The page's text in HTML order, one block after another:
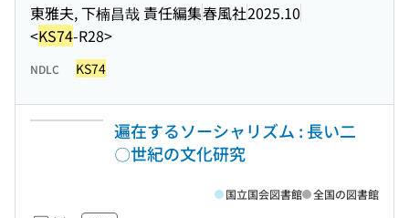
東雅夫, 下楠昌哉 責任編集春風社2025.10
<KS74-R28>
NDLC KS74
遍在するソーシャリズム : 長い二
〇世紀の文化研究
国立国会図書館 全国の図書館